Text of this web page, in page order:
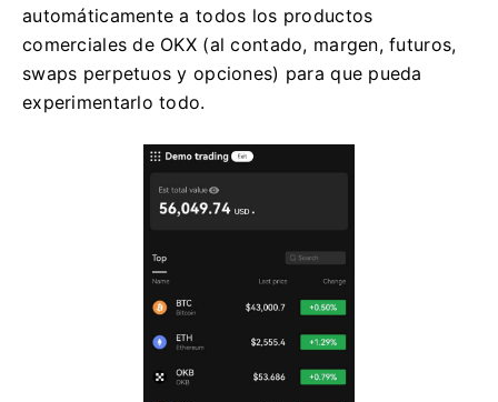
automáticamente a todos los productos
comerciales de OKX (al contado, margen, futuros,
swaps perpetuos y opciones) para que pueda
experimentarlo todo.